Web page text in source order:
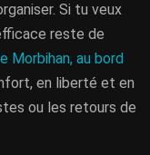
Si tu veux
reste de
Morbihan, au bord
en liberté et en
ou les retours de